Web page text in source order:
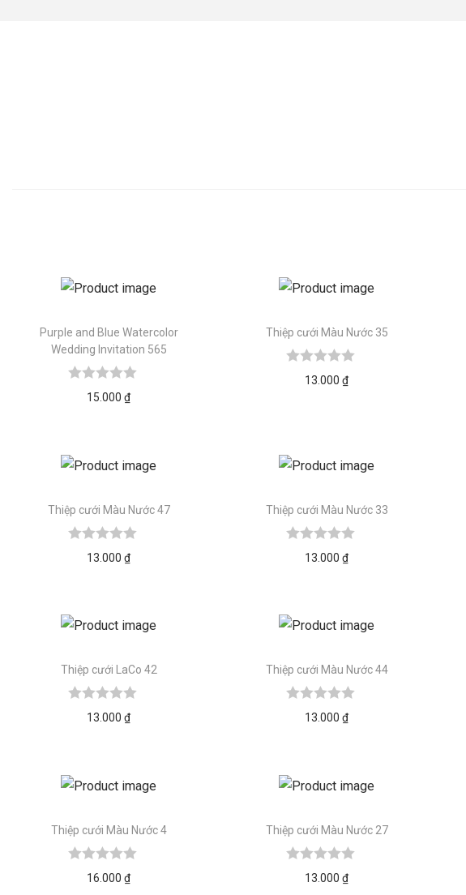
Purple and Blue Watercolor
Wedding Invitation 565
15.000₫
Thiệp cưới Màu Nước 35
13.000₫
Thiệp cưới Màu Nước 47
13.000₫
Thiệp cưới Màu Nước 33
13.000₫
Thiệp cưới LaCo 42
13.000₫
Thiệp cưới Màu Nước 44
13.000₫
Thiệp cưới Màu Nước 4
16.000₫
Thiệp cưới Màu Nước 27
13.000₫